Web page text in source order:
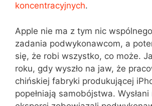
koncentracyjnych.
Apple nie ma z tym nic
zadania podwykonawcom, a
się, że robi wszystko, co może.
roku, gdy wyszło na jaw, że
chińskiej fabryki produkującej
popełniają samobójstwa.